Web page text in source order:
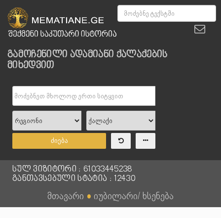
გამოჩენილი ადამიანი ქალაქების
მიხედვით
ძიება
სულ ვიზიტორი : 61033445238
განთავსებული სტატია : 12430
მთავარი ● იუბილარი/ ხსენება